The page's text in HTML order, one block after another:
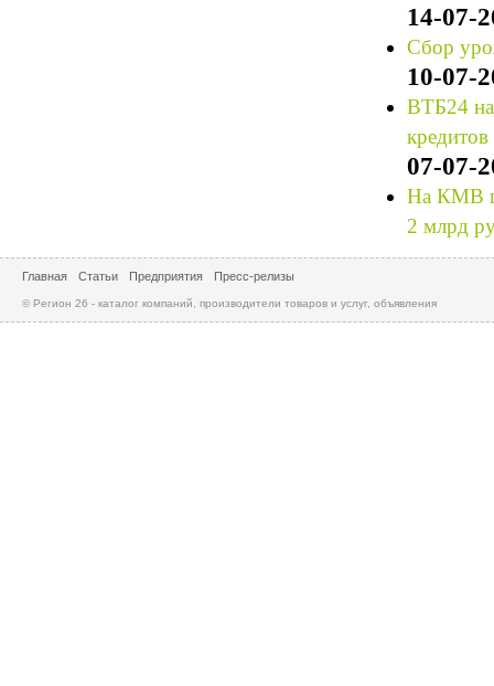
14-07-
Сбор
10-07-
ВТБ24 на
кредитов
07-07-
На КМВ
2 млрд
Главная Статьи Предприятия Пресс-релизы
© Регион 26 - каталог компаний, производители товаров и услуг, объявления